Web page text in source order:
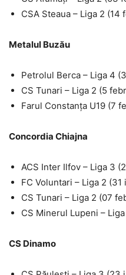
CSA Steaua – Liga 2 (14
Metalul Buzău
Petrolul Berca – Liga 4
CS Tunari – Liga 2 (5
Farul Constanța U19 (7
Concordia Chiajna
ACS Inter Ilfov – Liga 3
FC Voluntari – Liga 2 (31
CS Tunari – Liga 2 (07
CS Minerul Lupeni –
CS Dinamo